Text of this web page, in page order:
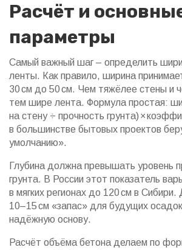
Расчёт и
параметры
Самый важный шаг – определить
ленты. Как правило, ширина
30 см до 50 см. Чем тяжёлее стены и
тем шире лента. Формула простая:
на стену ÷ прочность грунта) ×
в большинстве бытовых проектов
умолчанию».
Глубина должна превышать уровень
грунта. В России этот показатель
в мягких регионах до 120 см в
10–15 см «запас» для будущих
надёжную основу.
Расчёт объёма бетона делаем по